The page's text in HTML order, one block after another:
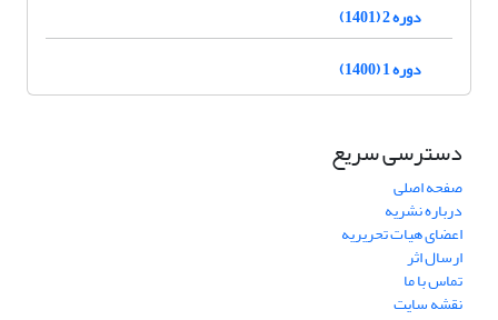
دوره 2 (1401)
دوره 1 (1400)
دسترسی سریع
صفحه اصلی
درباره نشریه
اعضای هیات تحریریه
ارسال اثر
تماس با ما
نقشه سایت